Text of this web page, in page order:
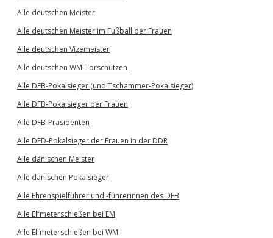
Alle deutschen Meister
Alle deutschen Meister im Fußball der Frauen
Alle deutschen Vizemeister
Alle deutschen WM-Torschützen
Alle DFB-Pokalsieger (und Tschammer-Pokalsieger)
Alle DFB-Pokalsieger der Frauen
Alle DFB-Präsidenten
Alle DFD-Pokalsieger der Frauen in der DDR
Alle dänischen Meister
Alle dänischen Pokalsieger
Alle Ehrenspielführer und -führerinnen des DFB
Alle Elfmeterschießen bei EM
Alle Elfmeterschießen bei WM